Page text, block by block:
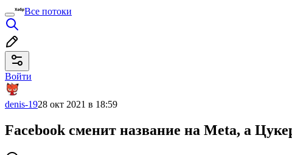
Все потоки
Войти
denis-1928 окт 2021 в 18:59
Facebook сменит название на Meta, а